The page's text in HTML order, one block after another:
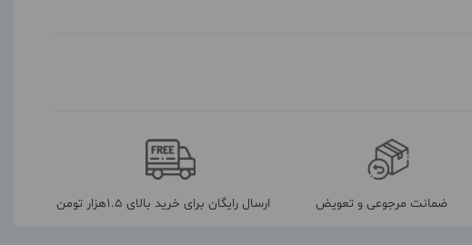
ضمانت مرجوعی و تعویض ارسال رایگان برای خرید بالای 1.5هزار تومن